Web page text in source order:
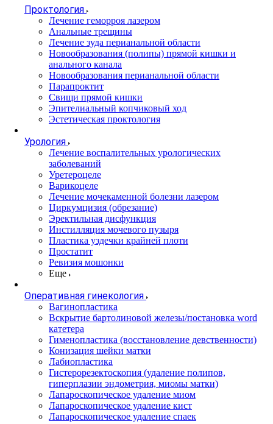
Проктология
Лечение геморроя лазером
Анальные трещины
Лечение зуда перианальной области
Новообразования (полипы) прямой кишки и
анального канала
Новообразования перианальной области
Парапроктит
Свищи прямой кишки
Эпителиальный копчиковый ход
Эстетическая проктология
Урология
Лечение воспалительных урологических
заболеваний
Уретероцеле
Варикоцеле
Лечение мочекаменной болезни лазером
Циркумцизия (обрезание)
Эректильная дисфункция
Инстилляция мочевого пузыря
Пластика уздечки крайней плоти
Простатит
Ревизия мошонки
Еще
Оперативная гинекология
Вагинопластика
Вскрытие бартолиновой железы/постановка word
катетера
Гименопластика (восстановление девственности)
Конизация шейки матки
Лабиопластика
Гистерорезектоскопия (удаление полипов,
гиперплазии эндометрия, миомы матки)
Лапароскопическое удаление миом
Лапароскопическое удаление кист
Лапароскопическое удаление спаек